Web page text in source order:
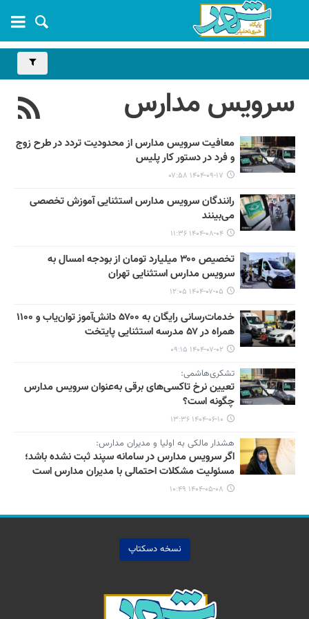
سرویس مدارس
معافیت سرویس مدارس از محدودیت تردد در طرح زوج
و فرد در دستور کار پلیس
۱۴۰۴-۰۹-۱۷ ۰۷:۵۸
رانندگان سرویس مدارس استثنایی آموزش تخصصی
می‌بینند
۱۴۰۴-۰۸-۰۴ ۱۱:۳۶
تخصیص ۳۰۰ میلیارد تومان از بودجه امسال به
سرویس مدارس استثنایی تهران
۱۴۰۴-۰۷-۰۵ ۱۲:۰۵
خدمات‌رسانی رایگان به ۵۷۰۰ دانش‌آموز توان‌یاب و ۱۱۰۰
همراه در ۵۷ مدرسه استثنایی پایتخت
۱۴۰۴-۰۷-۰۲ ۰۹:۱۵
تشکری‌هاشمی:
تعیین نرخ تاکسی‌های برقی به‌عنوان سرویس مدارس
چگونه است؟
۱۴۰۴-۰۶-۱۰ ۱۳:۳۶
هشدار مالکی به اولیا و مدیران مدارس:
اگر سرویس مدارس در سامانه سپند ثبت نشده باشد؛
مسئولیت مشکلات احتمالی با مدیران مدارس است
۱۴۰۴-۰۵-۰۸ ۱۰:۴۹
نسخه دسکتاپ